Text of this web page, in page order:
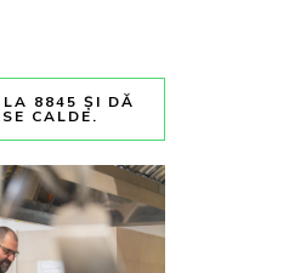
8845 ȘI DĂ
CALDE.